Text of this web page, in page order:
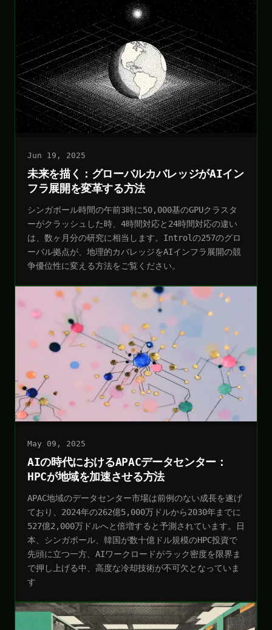
Jun 19, 2025
未来を描く：グローバルカバレッジがAIイン
フラ展開を変革する方法
シンガポール時間の午前3時に50,000基のGPUクラスタ
ーがクラッシュした時、4時間対応と24時間対応の違い
は、数ヶ月分の研究に相当します。Introlの257のグロ
ーバル拠点が、地理的カバレッジをAIインフラ展開の競
争優位性に変える方法をご覧ください。
May 09, 2025
AIの時代におけるAPACデータセンター：
HPCが地域を加速させる方法
APAC地域のデータセンター市場は前例のない成長を遂げ
ており、2024年の262億5,000万ドルから2030年までに
527億2,000万ドルへと倍増すると予測されています。日
本、シンガポール、韓国が数十億ドル規模のHPC投資で
先頭に立つ一方、AIワークロードがラック密度を限界ま
で押し上げる中、高度な冷却技術が不可欠となっていま
す